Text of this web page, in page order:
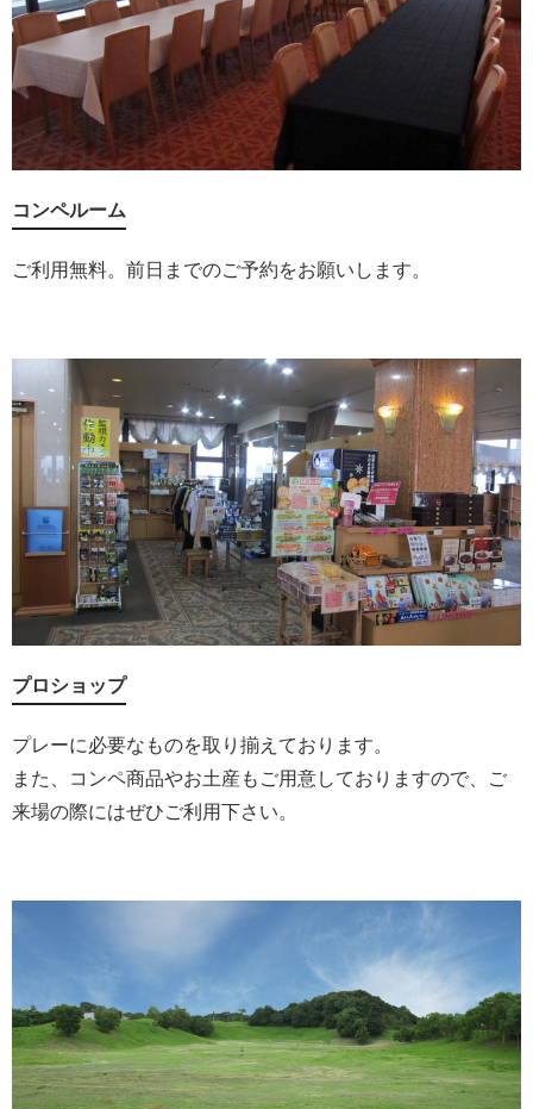
コンペルーム
ご利用無料。前日までのご予約をお願いします。
プロショップ
プレーに必要なものを取り揃えております。
また、コンペ商品やお土産もご用意しておりますので、ご
来場の際にはぜひご利用下さい。